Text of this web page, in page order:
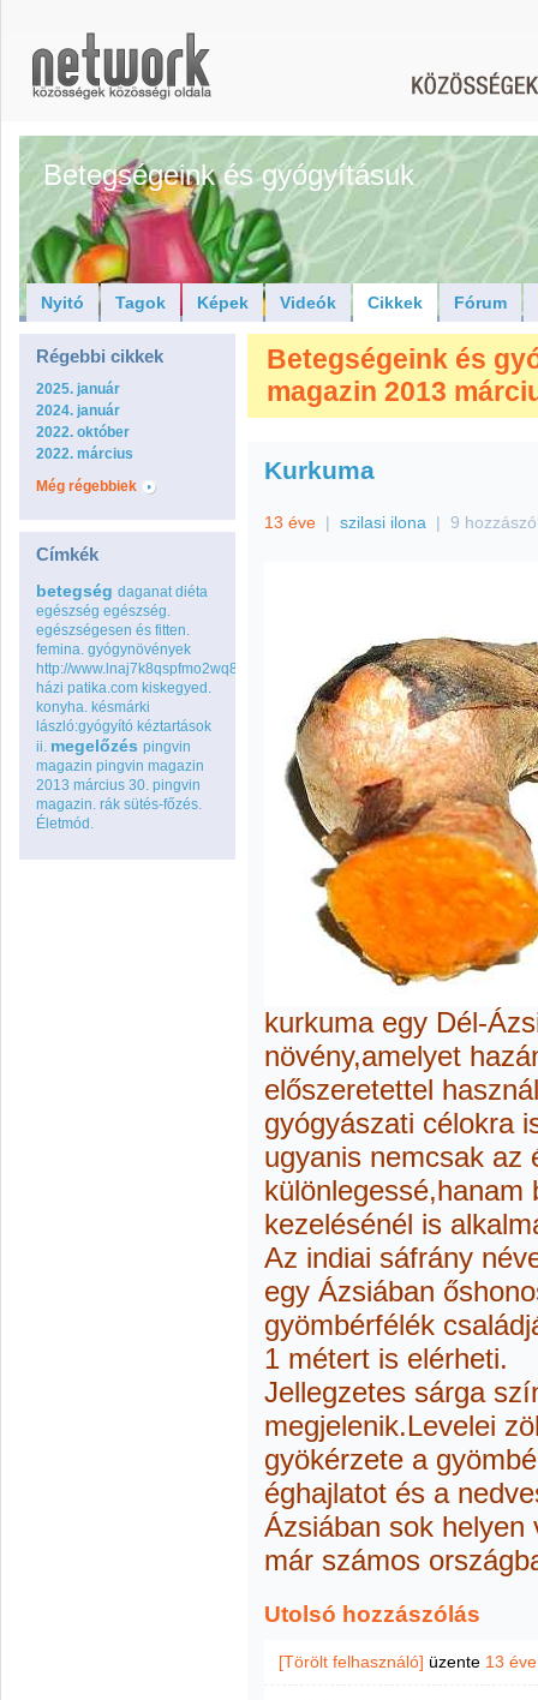
Betegségeink és gyógyításuk
Nyitó Tagok Képek Videók Cikkek Fórum
Régebbi cikkek
2025. január
2024. január
2022. október
2022. március
Még régebbiek
Címkék
betegség daganat diéta
egészség egészség.
egészségesen és fitten.
femina. gyógynövények
http://www.lnaj7k8qspfmo2wq8go.com
házi patika.com kiskegyed.
konyha. késmárki
lászló:gyógyító kéztartások
ii. megelőzés pingvin
magazin pingvin magazin
2013 március 30. pingvin
magazin. rák sütés-főzés.
Életmód.
Betegségeink és
magazin 2013
Kurkuma
13 éve | szilasi ilona | 9
kurkuma egy Dél-
növény,amelyet
előszeretettel
gyógyászati célokra
ugyanis nemcsak az
különlegessé,hanam
kezelésénél is
Az indiai sáfrány
egy Ázsiában
gyömbérfélék
1 métert is elérheti.
Jellegzetes sárga
megjelenik.Levelei
gyökérzete a
éghajlatot és a
Ázsiában sok helyen
már számos
Utolsó hozzászólás
[Törölt felhasználó] üzente 13 éve